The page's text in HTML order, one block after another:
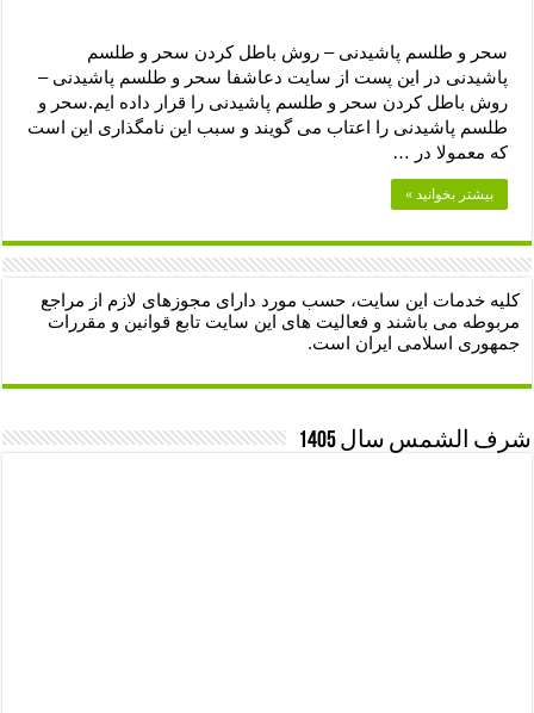
سحر و طلسم پاشیدنی – روش باطل کردن سحر و طلسم
پاشیدنی در این پست از سایت دعاشفا سحر و طلسم پاشیدنی –
روش باطل کردن سحر و طلسم پاشیدنی را قرار داده ایم.سحر و
طلسم پاشیدنی را اعتاب می گویند و سبب این نامگذاری این است
که معمولا در …
بیشتر بخوانید »
کلیه خدمات این سایت، حسب مورد دارای مجوزهای لازم از مراجع
مربوطه می باشند و فعالیت های این سایت تابع قوانین و مقررات
جمهوری اسلامی ایران است.
شرف الشمس سال 1405